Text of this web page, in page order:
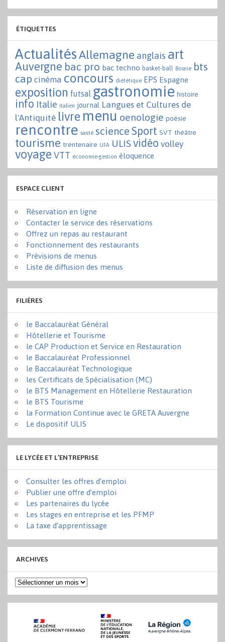
ÉTIQUETTES
ActualitésAllemagne anglais art
Auvergne bac pro bac techno basket-ball Bosnie bts
cap cinéma concours diététique EPS Espagne
exposition futsal gastronomie histoire
info Italie italien journal Langues et Cultures de
l'Antiquité livre menu oenologie poésie
rencontre santé science Sport SVT théâtre
tourisme trentenaire UFA ULIS vidéo volley
voyage VTT économie-gestion éloquence
ESPACE CLIENT
Réservation en ligne
Contacter le service des réservations
Offrez un repas au restaurant
Fonctionnement des restaurants
Prévisions de menus
Liste de diffusion des menus
FILIÈRES
le Baccalauréat Général
Hôtellerie et Tourisme
le CAP Production et Service en Restauration
le Baccalauréat Professionnel
le Baccalauréat Technologique
les Certificats de Spécialisation (MC)
le BTS Management en Hôtellerie Restauration
le BTS Tourisme
la Formation Continue avec le GRETA Auvergne
Le dispositif ULIS
LE LYCÉE ET L’ENTREPRISE
Consulter les offres d’emploi
Publier une offre d’emploi
Les partenaires du lycée
Les stages en entreprise et les PFMP
La taxe d’apprentissage
ARCHIVES
Archives